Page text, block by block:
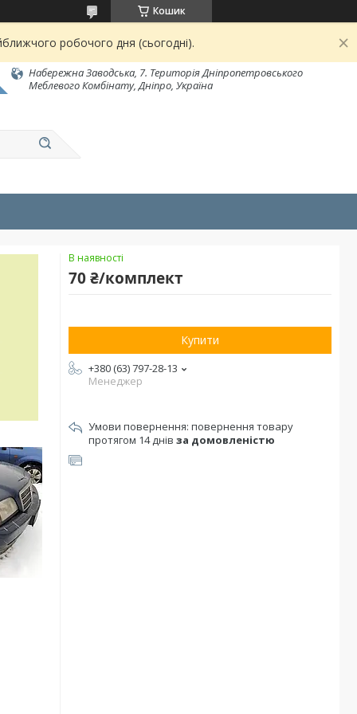
Кошик
робочого дня (сьогодні).
Набережна Заводська, 7. Територія Дніпропетровського
Меблевого Комбінату, Дніпро, Україна
В наявності
70 ₴/комплект
Купити
+380 (63) 797-28-13
Менеджер
повернення товару
протягом 14 днів за домовленістю